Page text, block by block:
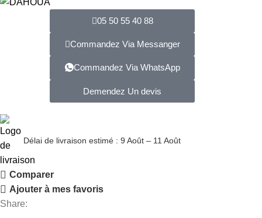
05 50 55 40 88
Commandez Via Messanger
Commandez Via WhatsApp
Demendez Un devis
Délai de livraison estimé : 9 Août – 11 Août
Comparer
Ajouter à mes favoris
Share: